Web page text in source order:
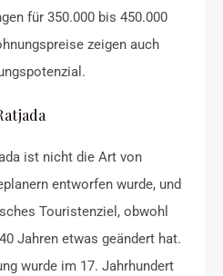
für 350.000 bis 450.000
zeigen auch
ist nicht die Art von
entworfen wurde, und
Touristenziel, obwohl
Jahren etwas geändert hat.
wurde im 17. Jahrhundert